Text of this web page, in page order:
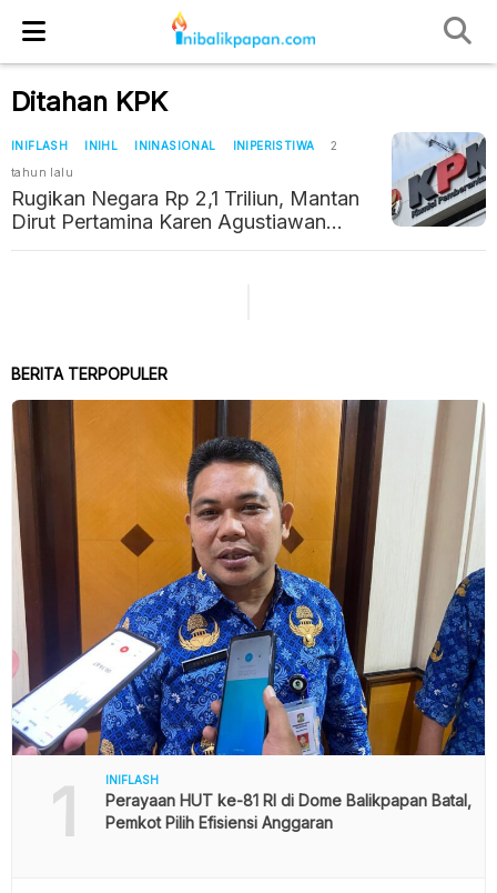
Ditahan KPK
INIFLASH INIHL ININASIONAL INIPERISTIWA
2
tahun lalu
Rugikan Negara Rp 2,1 Triliun, Mantan
Dirut Pertamina Karen Agustiawan
Dtahan KPK
BERITA TERPOPULER
1 INIFLASH
Perayaan HUT ke-81 RI di Dome Balikpapan Batal,
Pemkot Pilih Efisiensi Anggaran